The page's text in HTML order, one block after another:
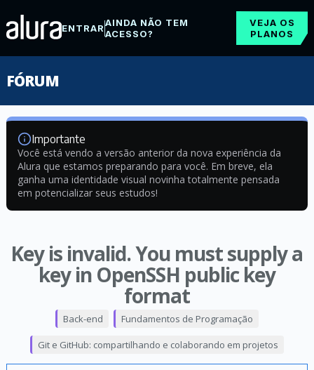
ENTRARAINDA NÃO TEM
ACESSO?
VEJA OS
PLANOS
FÓRUM
Importante
Você está vendo a versão anterior da nova experiência da
Alura que estamos preparando para você. Em breve, ela
ganha uma identidade visual novinha totalmente pensada
em potencializar seus estudos!
Key is invalid. You must supply a
key in OpenSSH public key
format
Back-end Fundamentos de Programação
Git e GitHub: compartilhando e colaborando em projetos